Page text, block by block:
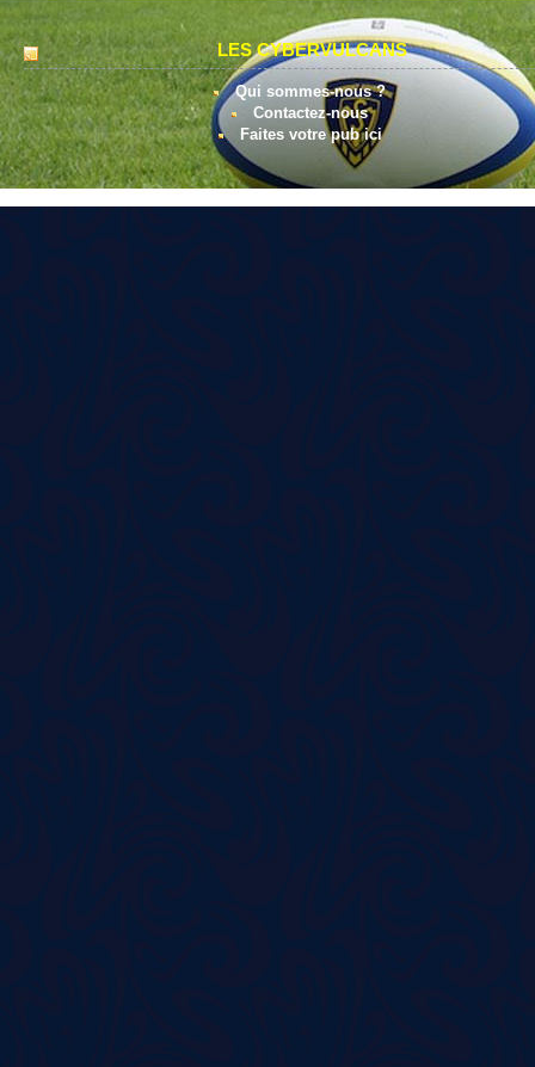
LES CYBERVULCANS
Qui sommes-nous ?
Contactez-nous
Faites votre pub ici